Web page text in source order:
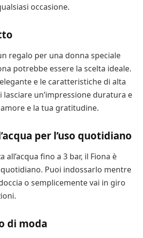
occasione.
regalo per una donna speciale
potrebbe essere la scelta ideale.
e le caratteristiche di alta
lasciare un’impressione duratura e
e la tua gratitudine.
per l’uso quotidiano
all’acqua fino a 3 bar, il Fiona è
Puoi indossarlo mentre
o semplicemente vai in giro
di moda